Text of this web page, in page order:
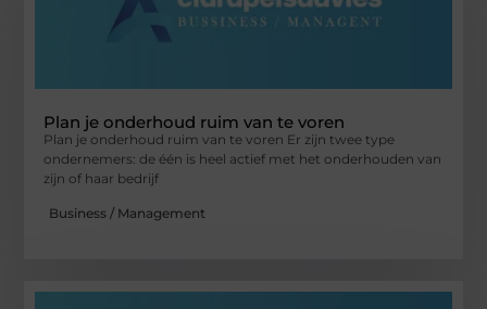
Plan je onderhoud ruim van te voren
Plan je onderhoud ruim van te voren Er zijn twee type
ondernemers: de één is heel actief met het onderhouden van
zijn of haar bedrijf
Business / Management